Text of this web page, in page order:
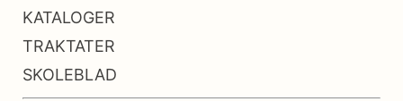
KATALOGER
TRAKTATER
SKOLEBLAD